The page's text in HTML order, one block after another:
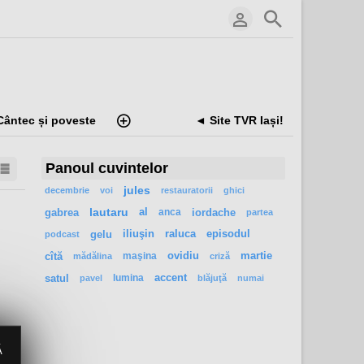
și poveste ◄ Site TVR Iași!
Panoul cuvintelor
decembrie voi jules restauratorii ghici
gabrea lautaru al anca iordache partea
podcast gelu iliuşin raluca episodul
cîtă mădălina maşina ovidiu criză martie
satul pavel lumina accent blăjuţă numai